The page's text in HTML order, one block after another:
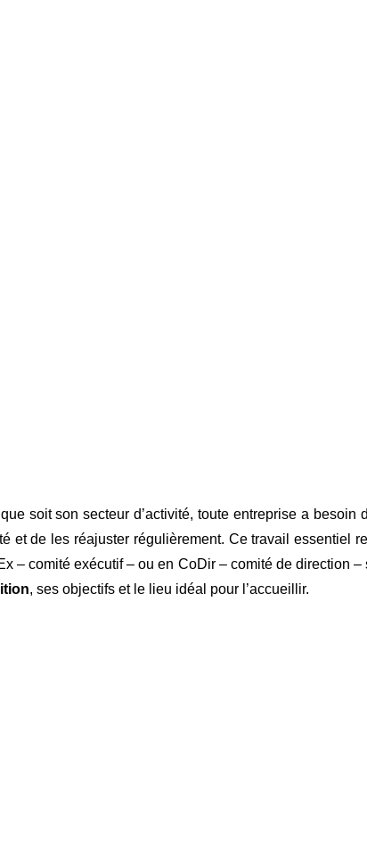
soit son secteur d’activité, toute entreprise a
et de les réajuster régulièrement. Ce travail essentiel
– comité exécutif – ou en CoDir – comité de direction
, ses objectifs et le lieu idéal pour l’accueillir.